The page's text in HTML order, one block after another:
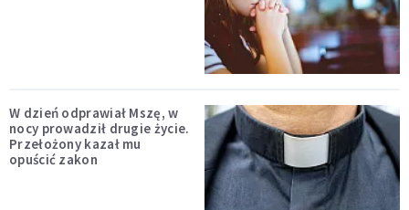
W dzień odprawiał Mszę, w
nocy prowadził drugie życie.
Przełożony kazał mu
opuścić zakon